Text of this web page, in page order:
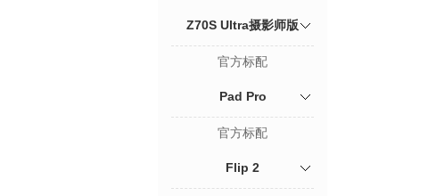
Z70S Ultra摄影师版
官方标配
Pad Pro
官方标配
Flip 2